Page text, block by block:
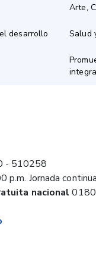
desarrollo
Arte,
Salud
- 510258
p.m. Jornada
nacional